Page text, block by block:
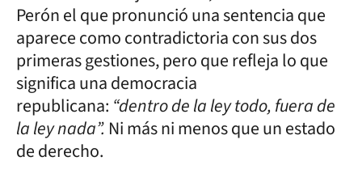
Perón el que pronunció una sentencia que
aparece como contradictoria con sus dos
primeras gestiones, pero que refleja lo que
significa una democracia
republicana: “dentro de la ley todo, fuera de
la ley nada”. Ni más ni menos que un estado
de derecho.